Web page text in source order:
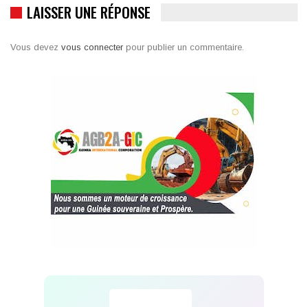
LAISSER UNE RÉPONSE
Vous devez vous connecter pour publier un commentaire.